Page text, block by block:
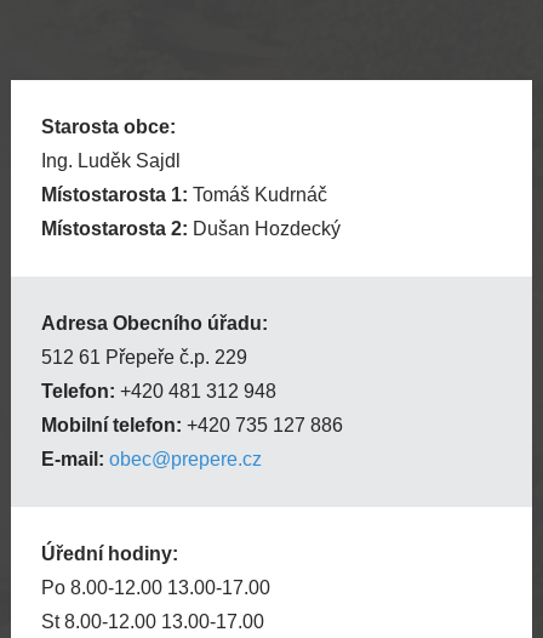
Starosta obce:
Ing. Luděk Sajdl
Místostarosta 1: Tomáš Kudrnáč
Místostarosta 2: Dušan Hozdecký
Adresa Obecního úřadu:
512 61 Přepeře č.p. 229
Telefon: +420 481 312 948
Mobilní telefon: +420 735 127 886
E-mail: obec@prepere.cz
Úřední hodiny:
Po 8.00-12.00 13.00-17.00
St 8.00-12.00 13.00-17.00